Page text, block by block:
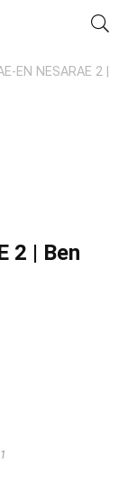
EN NESARAE 2 |
2 | Ben